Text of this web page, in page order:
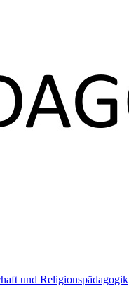
und Religionspädagogik